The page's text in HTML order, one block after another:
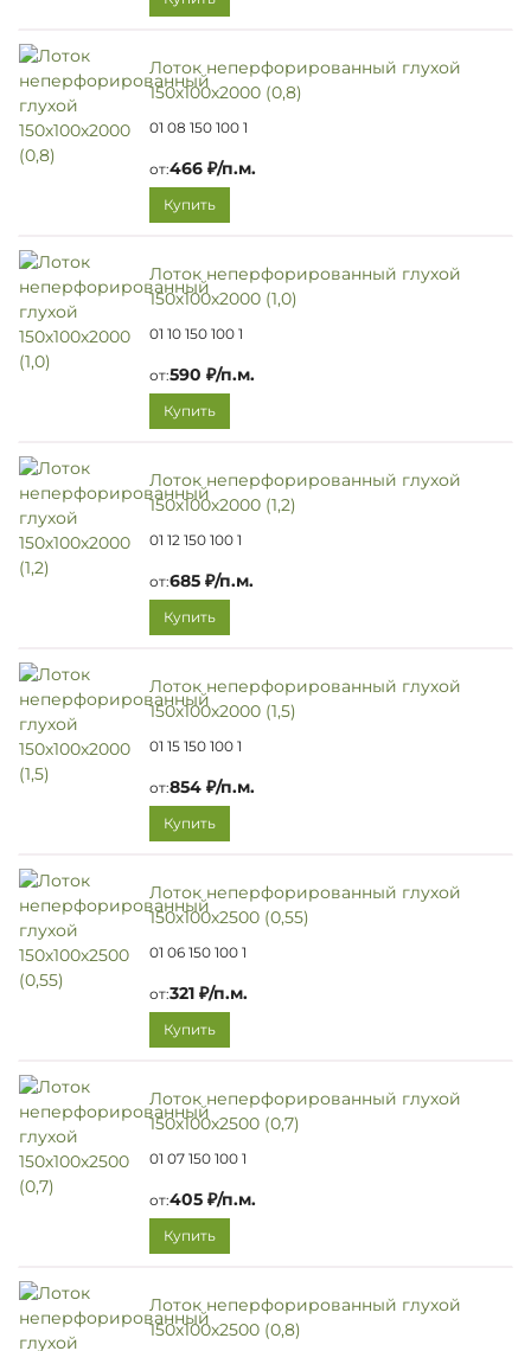
Лоток неперфорированный глухой
150х100х2000 (0,8)
01 08 150 100 1
от:466 ₽/п.м.
Купить
Лоток неперфорированный глухой
150х100х2000 (1,0)
01 10 150 100 1
от:590 ₽/п.м.
Купить
Лоток неперфорированный глухой
150х100х2000 (1,2)
01 12 150 100 1
от:685 ₽/п.м.
Купить
Лоток неперфорированный глухой
150х100х2000 (1,5)
01 15 150 100 1
от:854 ₽/п.м.
Купить
Лоток неперфорированный глухой
150х100х2500 (0,55)
01 06 150 100 1
от:321 ₽/п.м.
Купить
Лоток неперфорированный глухой
150х100х2500 (0,7)
01 07 150 100 1
от:405 ₽/п.м.
Купить
Лоток неперфорированный глухой
150х100х2500 (0,8)